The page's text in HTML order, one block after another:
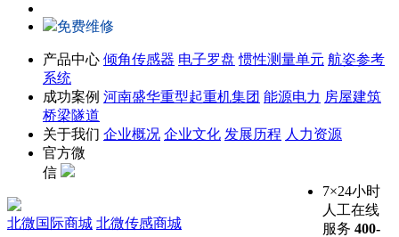
免费维修
产品中心 倾角传感器 电子罗盘 惯性测量单元 航姿参考
系统
成功案例 河南盛华重型起重机集团 能源电力 房屋建筑
桥梁隧道
关于我们 企业概况 企业文化 发展历程 人力资源
官方微
信
7×24小时
人工在线
服务 400-
北微国际商城 北微传感商城